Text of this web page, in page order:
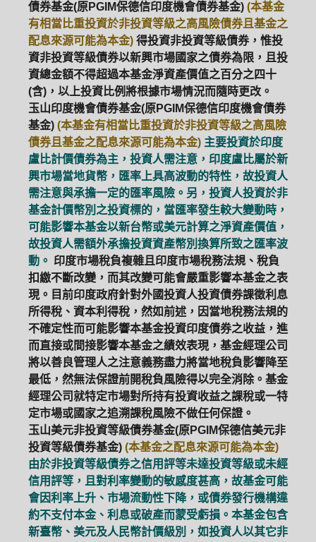
債券基金(原PGIM保德信印度機會債券基金) (本基金
有相當比重投資於非投資等級之高風險債券且基金之
配息來源可能為本金) 得投資非投資等級債券，惟投
資非投資等級債券以新興市場國家之債券為限，且投
資總金額不得超過本基金淨資產價值之百分之四十
(含)，以上投資比例將根據市場情況而隨時更改。
玉山印度機會債券基金(原PGIM保德信印度機會債券
基金) (本基金有相當比重投資於非投資等級之高風險
債券且基金之配息來源可能為本金) 主要投資於印度
盧比計價債券為主，投資人需注意，印度盧比屬於新
興市場當地貨幣，匯率上具高波動的特性，故投資人
需注意與承擔一定的匯率風險。另，投資人投資於非
基金計價幣別之投資標的，當匯率發生較大變動時，
可能影響本基金以新台幣或美元計算之淨資產價值，
故投資人需額外承擔投資資產幣別換算所致之匯率波
動。 印度市場稅負複雜且印度市場稅務法規、稅負
扣繳不斷改變，而其改變可能會嚴重影響本基金之表
現。目前印度政府針對外國投資人投資債券課徵利息
所得稅、資本利得稅，然如前述，因當地稅務法規的
不確定性而可能影響本基金投資印度債券之收益，進
而直接或間接影響本基金之績效表現，基金經理公司
將以善良管理人之注意義務盡力將當地稅負影響降至
最低，然無法保證前開稅負風險得以完全消除。基金
經理公司就特定市場對所持有投資收益之課稅或一特
定市場或國家之追溯課稅風險不做任何保證。
玉山美元非投資等級債券基金(原PGIM保德信美元非
投資等級債券基金) (本基金之配息來源可能為本金)
由於非投資等級債券之信用評等未達投資等級或未經
信用評等，且對利率變動的敏感度甚高，故基金可能
會因利率上升、市場流動性下降，或債券發行機構違
約不支付本金、利息或破產而蒙受虧損。本基金包含
新臺幣、美元及人民幣計價級別，如投資人以其它非